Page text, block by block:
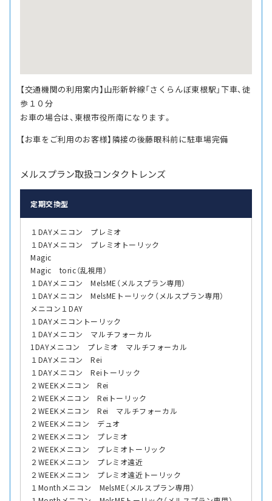
【交通機関の利用案内】山形新幹線「さくらんぼ東根駅」下車、徒
歩１０分
お車の場合は、東根市役所南になります。
【お車をご利用のお客様】隣接の後藤眼科前に駐車場完備
メルスプラン取扱コンタクトレンズ
定期交換型
１DAYメニコン プレミオ
１DAYメニコン プレミオトーリック
Magic
Magic toric（乱視用）
１DAYメニコン MelsME（メルスプラン専用）
１DAYメニコン MelsMEトーリック（メルスプラン専用）
メニコン１DAY
１DAYメニコントーリック
１DAYメニコン マルチフォーカル
1DAYメニコン プレミオ マルチフォーカル
１DAYメニコン Rei
１DAYメニコン Reiトーリック
２WEEKメニコン Rei
２WEEKメニコン Reiトーリック
２WEEKメニコン Rei マルチフォーカル
２WEEKメニコン デュオ
２WEEKメニコン プレミオ
２WEEKメニコン プレミオトーリック
２WEEKメニコン プレミオ遠近
２WEEKメニコン プレミオ遠近トーリック
１Monthメニコン MelsME（メルスプラン専用）